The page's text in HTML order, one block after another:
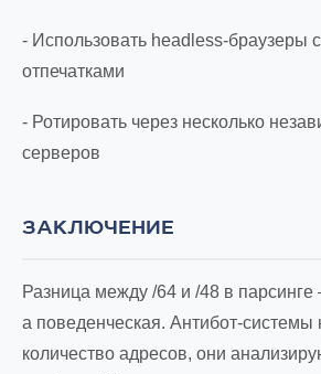
- Использовать headless-браузеры
отпечатками
- Ротировать через несколько
серверов
ЗАКЛЮЧЕНИЕ
Разница между /64 и /48 в парсинге
а поведенческая. Антибот-системы
количество адресов, они